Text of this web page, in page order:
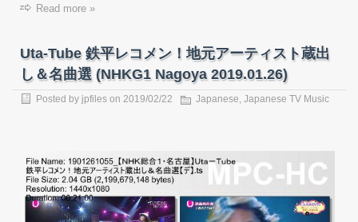
Read more »
Uta-Tube 鉄平レコメン！地元アーティスト蔵出
し＆名曲選 (NHKG1 Nagoya 2019.01.26)
Posted by jpfiles on 2019/02/22 Japanese, Japanese TV Music